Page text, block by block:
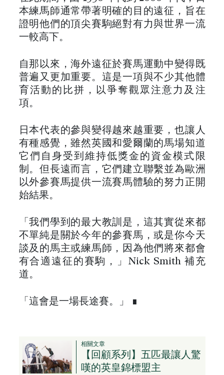
本練馬師通常帶著明確的目的遠征，旨在
證明他們的頂尖賽駒絕對有力與世界一流
一較高下。
自那以來，海外遠征於賽馬運動中變得既
普遍又更加重要。這是一項與不少其他體
育活動的比拼，以爭奪觀眾注意力及注
項。
日本代表的參與變得越來越重要，也讓人
有種感覺，雖然英國和愛爾蘭的馬場知道
它們自身受到維持低獎金的資金模式限
制。但長遠而言，它們建立聯繫並為歐洲
以外參賽馬提供一流賽馬體驗的努力正開
始結果。
「我們學到的最大教訓是，這其實從來都
不單純是關於今年的參賽馬，或是你今天
談及的馬主或練馬師，因為他們將來都會
有合適遠征的賽駒，」Nick Smith 補充
道。
「這會是一場長途賽。」 ∎
相關文章
【回顧系列】五匹最讓人驚
嘆的英皇錦標盟主